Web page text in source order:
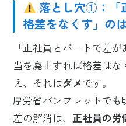
落とし穴①：「
格差をなくす」の
「正社員とパートで差
当を廃止すれば格差は
え、それはダメ です。
厚労省パンフレットで
差の解消は、正社員の労